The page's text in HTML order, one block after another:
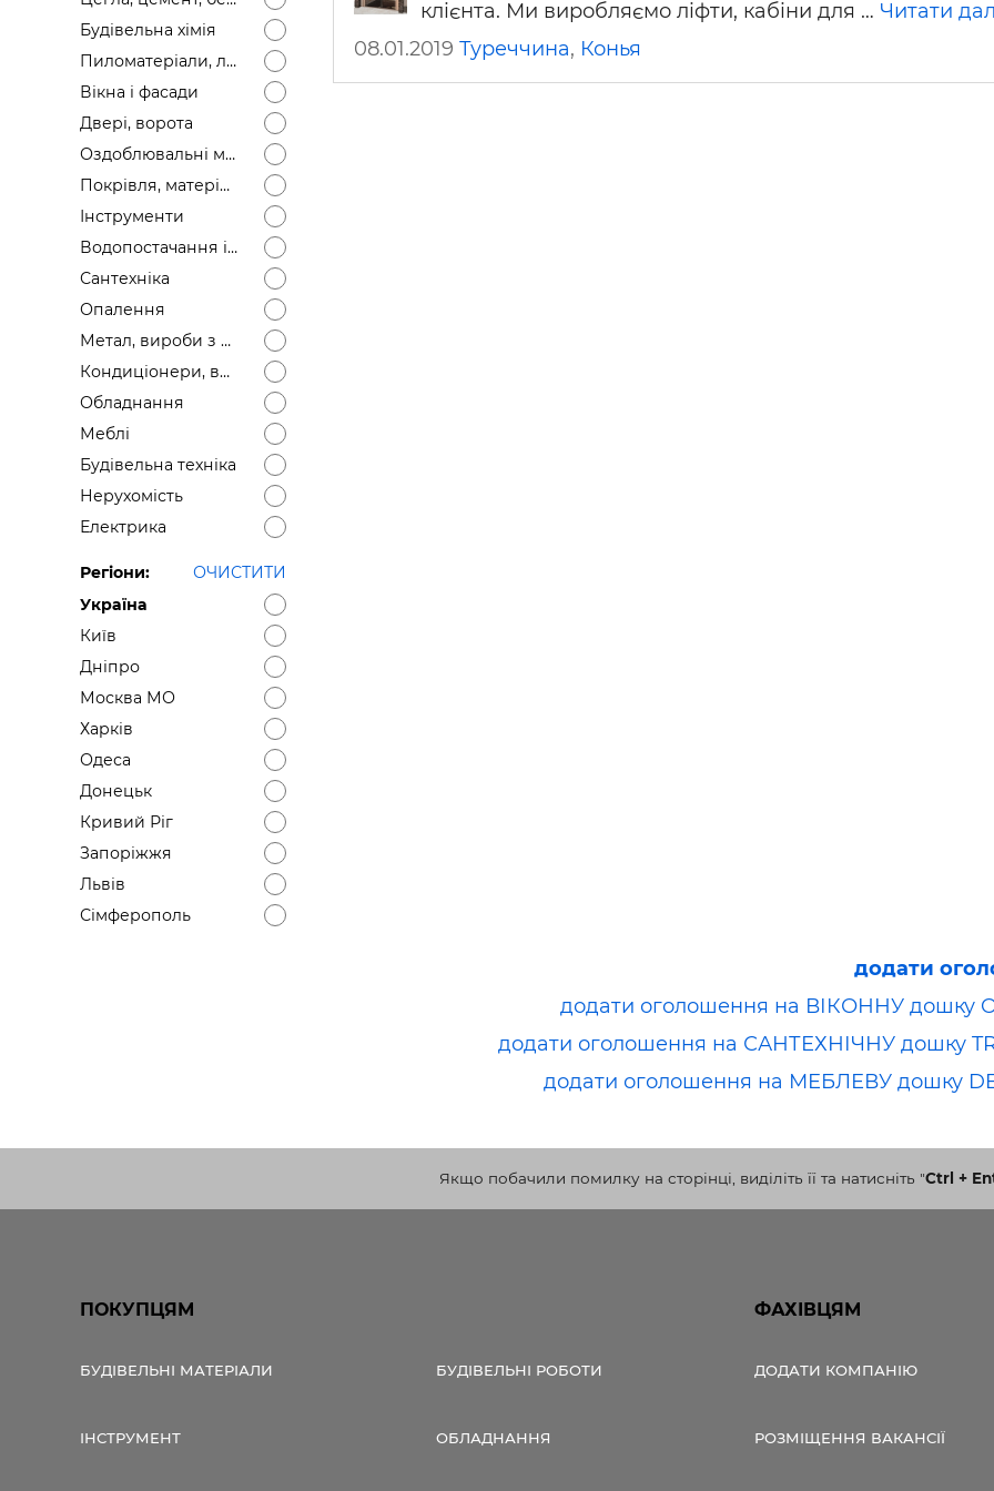
Будівельні і ремонтні послуги
Робота в
Будівельна хімія
Пиломатеріали, лісоматеріали
Вікна і фасади
Двері, ворота
Оздоблювальні матеріали
Покрівля, матеріали
Інструменти
Водопостачання і каналізація
Сантехніка
Опалення
Метал, вироби з металу
Кондиціонери, вентиляція
Обладнання
Меблі
Будівельна техніка
Нерухомість
Електрика
Регіони:
ОЧИСТИТИ
Україна
Київ
Дніпро
Москва МО
Харків
Одеса
Донецьк
Кривий Ріг
Запоріжжя
Львів
Сімферополь
клієнта. Ми виробляємо ліфти, кабіни для … Читати
08.01.2019 Туреччина, Конья
додати
додати оголошення на ВІКОННУ дошку
додати оголошення на САНТЕХНІЧНУ дошку
додати оголошення на МЕБЛЕВУ дошку
Якщо побачили помилку на сторінці, виділіть її та натисніть "Ctrl +
ПОКУПЦЯМ
БУДІВЕЛЬНІ МАТЕРІАЛИ БУДІВЕЛЬНІ РОБОТИ
ІНСТРУМЕНТ ОБЛАДНАННЯ
ФАХІВЦЯМ
ДОДАТИ КОМПАНІЮ
РОЗМІЩЕННЯ ВАКАНСІЇ